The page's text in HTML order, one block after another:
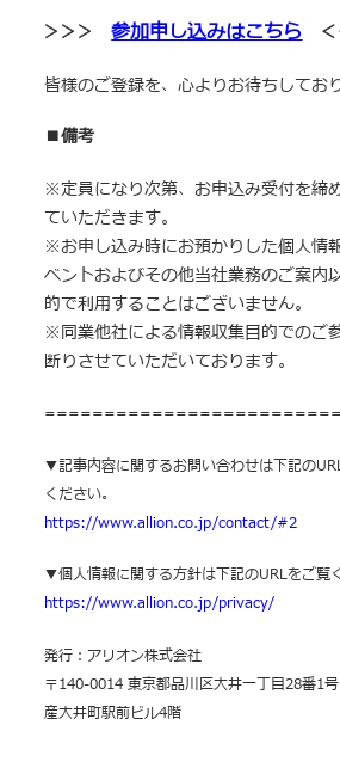
＞＞＞参加申し込みはこちら＜
皆様のご登録を、心よりお待ちしてお
■備考
※定員になり次第、お申込み受付を締
ていただきます。
※お申し込み時にお預かりした個人情
ベントおよびその他当社業務のご案内
的で利用することはございません。
※同業他社による情報収集目的でのご
断りさせていただいております。
▼記事内容に関するお問い合わせは下記の
ください。
https://www.allion.co.jp/contact/#2
▼個人情報に関する方針は下記のURLをご覧
https://www.allion.co.jp/privacy/
発行：アリオン株式会社
〒140-0014 東京都品川区大井一丁目28番1
産大井町駅前ビル4階